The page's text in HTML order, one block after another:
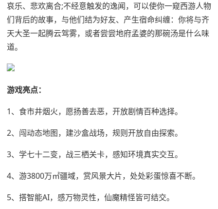
哀乐、悲欢离合;不经意触发的逸闻，可以使你一窥西游人物
们背后的故事，与他们结为好友、产生宿命纠缠：你将与齐
天大圣一起腾云驾雾，或者尝尝地府孟婆的那碗汤是什么味
道。
游戏亮点：
1、食市井烟火，愿扬善去恶，开放剧情百种选择。
2、闯动态地图，建沙盒战场，规则开放自由探索。
3、学七十二变，战三栖关卡，感知环境真实交互。
4、游3800万㎡疆域，赏风景大片，处处彩蛋惊喜不断。
5、搭智能AI，感万物灵性，仙魔精怪皆可结交。